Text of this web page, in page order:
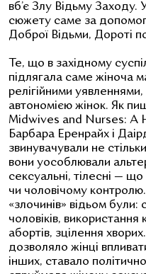
вб’є Злу Відьму Заходу.
сюжету саме за
Доброї Відьми, Дороті
Те, що в західному
підлягала саме жіноча
релігійними
автономією жінок. Як
Midwives and Nurses: A
Барбара Еренрайх і
звинувачували не
вони уособлювали
сексуальні, тілесні —
чи чоловічому
«злочинів» відьом були:
чоловіків, використання
абортів, зцілення
дозволяло жінці
інших, ставало